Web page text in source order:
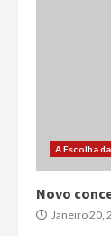
A Escolha
Novo
Janeiro 20,